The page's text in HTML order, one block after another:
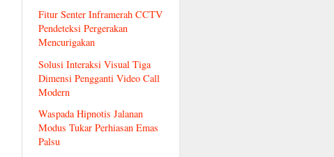
Fitur Senter Inframerah CCTV
Pendeteksi Pergerakan
Mencurigakan
Solusi Interaksi Visual Tiga
Dimensi Pengganti Video Call
Modern
Waspada Hipnotis Jalanan
Modus Tukar Perhiasan Emas
Palsu